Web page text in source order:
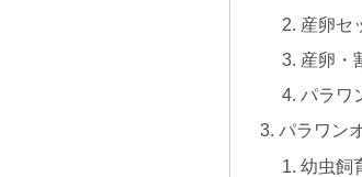
産卵セ
産卵・
パラワ
パラワン
幼虫飼